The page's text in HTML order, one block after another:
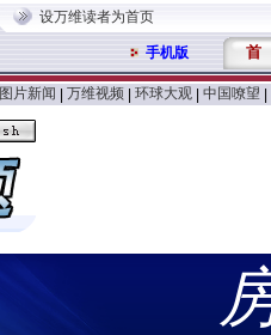
设万维读者为首页
手机版 首
图片新闻 万维视频 环球大观 中国嘹望